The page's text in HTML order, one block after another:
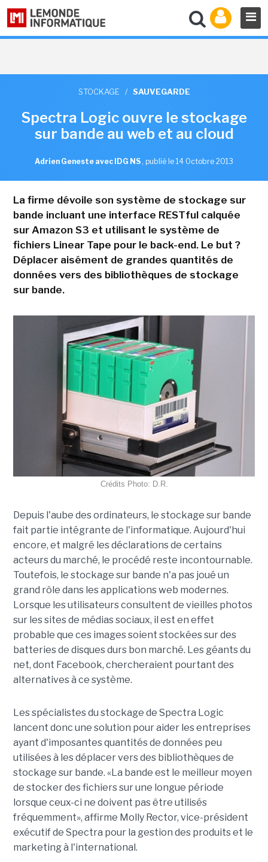
STOCKAGE / SAUVEGARDE
Spectra Logic ouvre le stockage
sur bande au web et au cloud
Adrien Geneste avec IDG NS , publié le 14 Octobre 2013
La firme dévoile son système de stockage sur
bande incluant une interface RESTful calquée
sur Amazon S3 et utilisant le système de
fichiers Linear Tape pour le back-end. Le but ?
Déplacer aisément de grandes quantités de
données vers des bibliothèques de stockage
sur bande.
Crédits Photo: D.R.
Depuis l'aube des ordinateurs, le stockage sur bande
fait partie intégrante de l'informatique. Aujourd'hui
encore, et malgré les déclarations de certains
acteurs du marché, le procédé reste incontournable.
Toutefois, le stockage sur bande n'a pas joué un
grand rôle dans les applications web modernes.
Lorsque les utilisateurs consultent de vieilles photos
sur les sites de médias sociaux, il est en effet
probable que ces images soient stockées sur des
batteries de disques durs bon marché. Les géants du
net, dont Facebook, chercheraient pourtant des
alternatives à ce système.
Les spécialistes du stockage de Spectra Logic
lancent donc une solution pour aider les entreprises
ayant d'imposantes quantités de données peu
utilisées à les déplacer vers des bibliothèques de
stockage sur bande. «La bande est le meilleur moyen
de stocker des fichiers sur une longue période
lorsque ceux-ci ne doivent pas être utilisés
fréquemment», affirme Molly Rector, vice-président
exécutif de Spectra pour la gestion des produits et le
marketing à l'international.